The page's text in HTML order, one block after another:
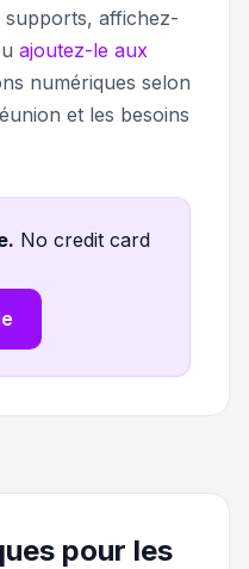
supports, affichez-
ajoutez-le aux
numériques selon
et les besoins
. No credit card
pour les